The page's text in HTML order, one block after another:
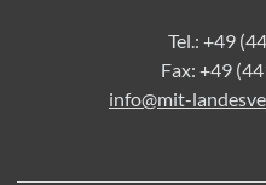
Tel.: +49
Fax: +49
info@mit-